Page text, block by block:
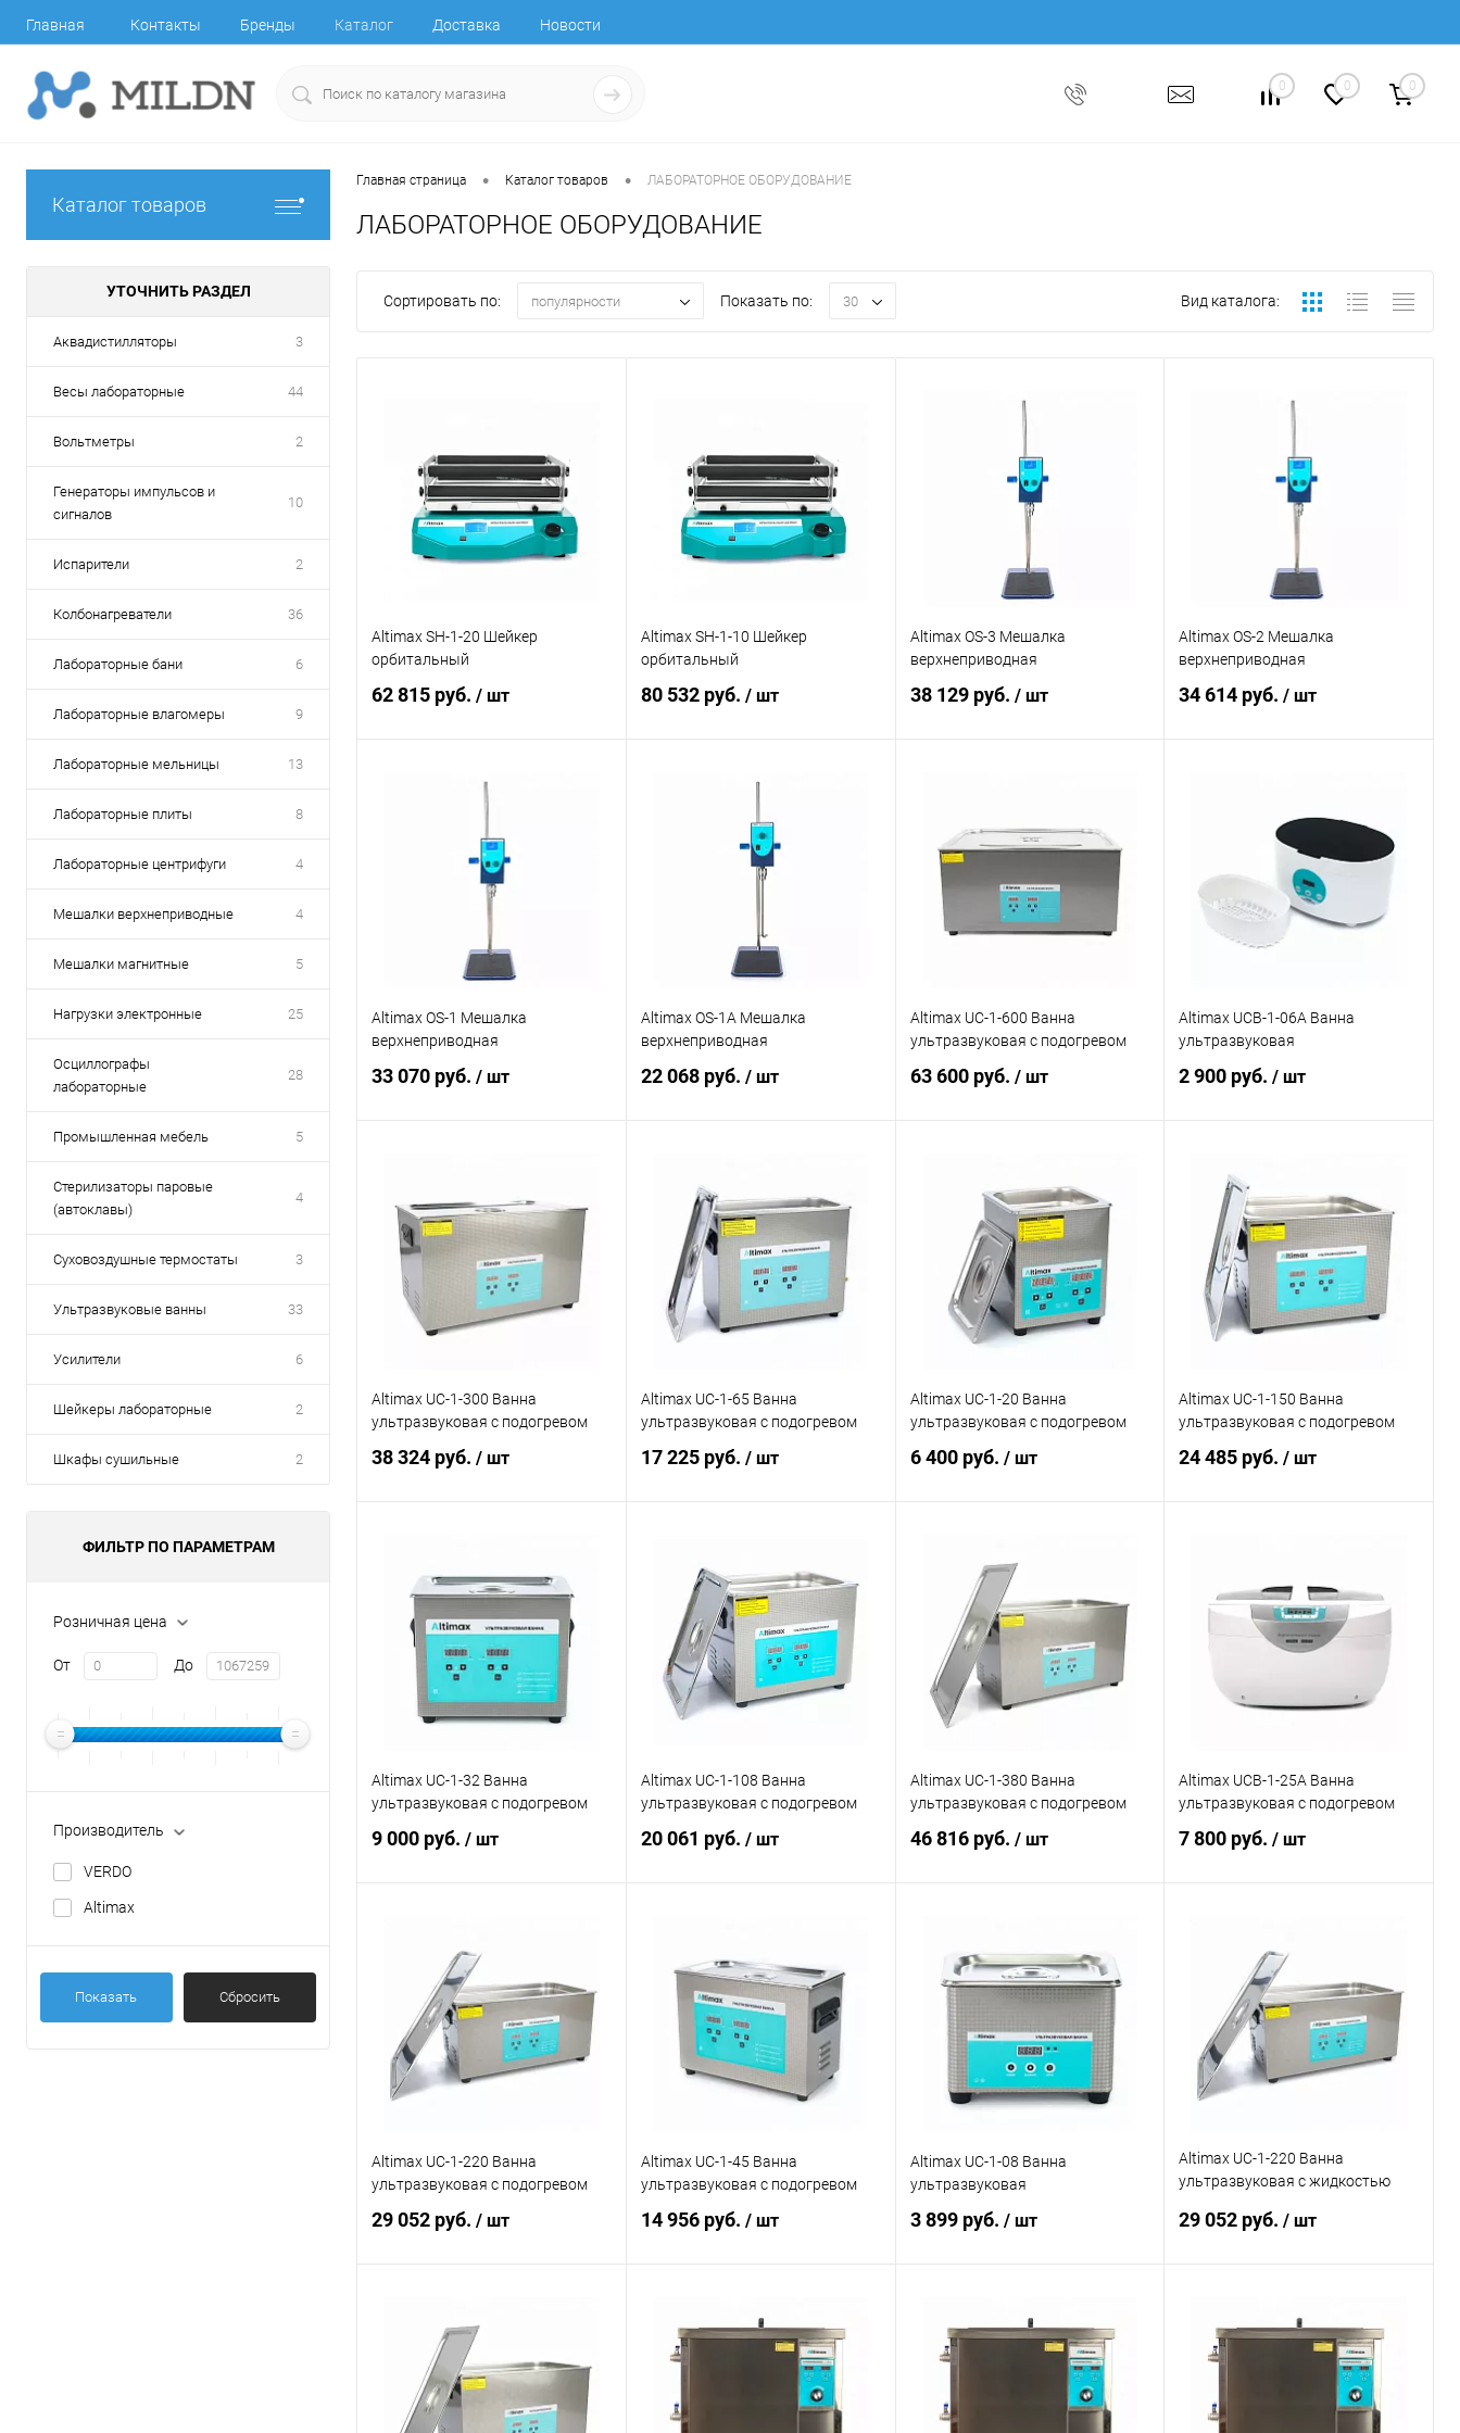
Главная Контакты Бренды Каталог Доставка Новости
0 0 0
Каталог товаров
УТОЧНИТЬ РАЗДЕЛ
Аквадистилляторы 3
Весы лабораторные 44
Вольтметры 2
Генераторы импульсов и
сигналов
10
Испарители 2
Колбонагреватели 36
Лабораторные бани 6
Лабораторные влагомеры 9
Лабораторные мельницы 13
Лабораторные плиты 8
Лабораторные центрифуги 4
Мешалки верхнеприводные 4
Мешалки магнитные 5
Нагрузки электронные 25
Осциллографы
лабораторные
28
Промышленная мебель 5
Стерилизаторы паровые
(автоклавы)
4
Суховоздушные термостаты 3
Ультразвуковые ванны 33
Усилители 6
Шейкеры лабораторные 2
Шкафы сушильные 2
ФИЛЬТР ПО ПАРАМЕТРАМ
Розничная цена
От До
Производитель
VERDO
Altimax
Показать Сбросить
Главная страница • Каталог товаров • ЛАБОРАТОРНОЕ ОБОРУДОВАНИЕ
ЛАБОРАТОРНОЕ ОБОРУДОВАНИЕ
Сортировать по: популярности Показать по: 30 Вид каталога:
Altimax SH-1-20 Шейкер
орбитальный
62 815 руб. / шт
В корзину
Купить в 1 клик
Altimax SH-1-10 Шейкер
орбитальный
80 532 руб. / шт
В корзину
Купить в 1 клик
Altimax OS-3 Мешалка
верхнеприводная
38 129 руб. / шт
Купить в 1 клик Сравнение
В избранное Под заказ
Altimax OS-2 Мешалка
верхнеприводная
34 614 руб./ шт
Купить в 1 клик Сравнение
В избранное
Altimax OS-1 Мешалка
верхнеприводная
33 070 руб. / шт
Купить в 1 клик Сравнение
В избранное Под заказ
Altimax OS-1A Мешалка
верхнеприводная
22 068 руб. / шт
Купить в 1 клик Сравнение
В избранное Под заказ
Altimax UC-1-600 Ванна
ультразвуковая с подогревом
63 600 руб. / шт
Купить в 1 клик Сравнение
В избранное Под заказ
Altimax UCB-1-06A Ванна
ультразвуковая
2 900 руб./ шт
Купить в 1 клик Сравнение
В избранное Под заказ
Altimax UC-1-300 Ванна
ультразвуковая с подогревом
38 324 руб. / шт
Купить в 1 клик Сравнение
В избранное Под заказ
Altimax UC-1-65 Ванна
ультразвуковая с подогревом
17 225 руб. / шт
Купить в 1 клик Сравнение
В избранное Под заказ
Altimax UC-1-20 Ванна
ультразвуковая с подогревом
6 400 руб. / шт
Купить в 1 клик Сравнение
В избранное Под заказ
Altimax UC-1-150 Ванна
ультразвуковая с подогревом
24 485 руб./ шт
Купить в 1 клик Сравнение
В избранное Под заказ
Altimax UC-1-32 Ванна
ультразвуковая с подогревом
9 000 руб. / шт
Купить в 1 клик Сравнение
В избранное Под заказ
Altimax UC-1-108 Ванна
ультразвуковая с подогревом
20 061 руб. / шт
Купить в 1 клик Сравнение
В избранное Под заказ
Altimax UC-1-380 Ванна
ультразвуковая с подогревом
46 816 руб. / шт
Купить в 1 клик Сравнение
В избранное Под заказ
Altimax UCB-1-25A Ванна
ультразвуковая с подогревом
7 800 руб./ шт
Купить в 1 клик Сравнение
В избранное Под заказ
Altimax UC-1-220 Ванна
ультразвуковая с подогревом
29 052 руб. / шт
Купить в 1 клик Сравнение
В избранное Под заказ
Altimax UC-1-45 Ванна
ультразвуковая с подогревом
14 956 руб. / шт
Купить в 1 клик Сравнение
В избранное Под заказ
Altimax UC-1-08 Ванна
ультразвуковая
3 899 руб. / шт
Купить в 1 клик Сравнение
В избранное Под заказ
Altimax UC-1-220 Ванна
ультразвуковая с жидкостью
29 052 руб./ шт
Купить в 1 клик Сравнение
В избранное Под заказ